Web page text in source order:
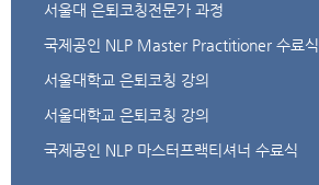
서울대 은퇴코칭전문가 과정
국제공인 NLP Master Practitioner 수료식
서울대학교 은퇴코칭 강의
서울대학교 은퇴코칭 강의
국제공인 NLP 마스터프랙티셔너 수료식